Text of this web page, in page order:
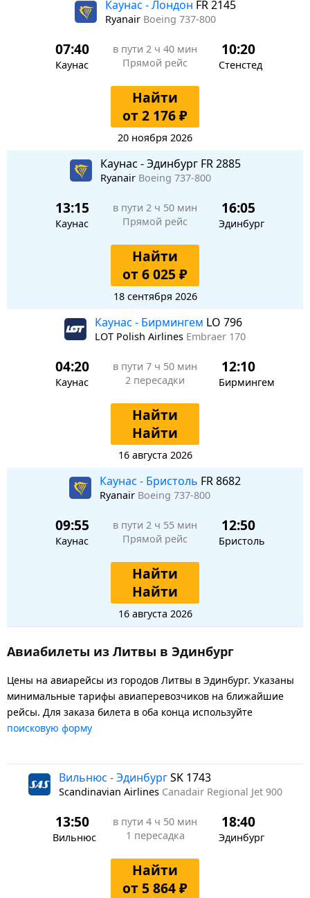
Каунас - Лондон FR 2145
Ryanair Boeing 737-800
07:40
Каунас
в пути 2 ч 40 мин
Прямой рейс
10:20
Стенстед
Найти
от 2 176 ₽
20 ноября 2026
Каунас - Эдинбург FR 2885
Ryanair Boeing 737-800
13:15
Каунас
в пути 2 ч 50 мин
Прямой рейс
16:05
Эдинбург
Найти
от 6 025 ₽
18 сентября 2026
Каунас - Бирмингем LO 796
LOT Polish Airlines Embraer 170
04:20
Каунас
в пути 7 ч 50 мин
2 пересадки
12:10
Бирмингем
Найти
Найти
16 августа 2026
Каунас - Бристоль FR 8682
Ryanair Boeing 737-800
09:55
Каунас
в пути 2 ч 55 мин
Прямой рейс
12:50
Бристоль
Найти
Найти
16 августа 2026
Авиабилеты из Литвы в Эдинбург
Цены на авиарейсы из городов Литвы в Эдинбург. Указаны
минимальные тарифы авиаперевозчиков на ближайшие
рейсы. Для заказа билета в оба конца используйте
поисковую форму
Вильнюс - ЭдинбургSK 1743
Scandinavian Airlines Canadair Regional Jet 900
13:50
Вильнюс
в пути 4 ч 50 мин
1 пересадка
18:40
Эдинбург
Найти
от 5 864 ₽